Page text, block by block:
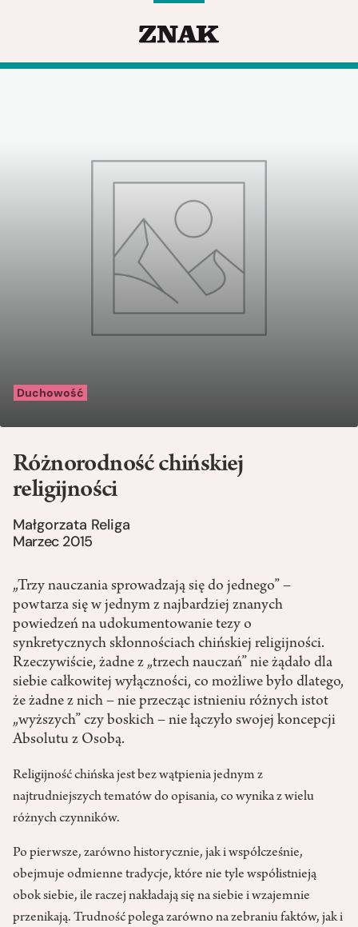
Duchowość
Różnorodność chińskiej
religijności
Małgorzata Religa
Marzec 2015
„Trzy nauczania sprowadzają się do jednego” –
powtarza się w jednym z najbardziej znanych
powiedzeń na udokumentowanie tezy o
synkretycznych skłonnościach chińskiej religijności.
Rzeczywiście, żadne z „trzech nauczań” nie żądało dla
siebie całkowitej wyłączności, co możliwe było dlatego,
że żadne z nich – nie przecząc istnieniu różnych istot
„wyższych” czy boskich – nie łączyło swojej koncepcji
Absolutu z Osobą.
Religijność chińska jest bez wątpienia jednym z
najtrudniejszych tematów do opisania, co wynika z wielu
różnych czynników.
Po pierwsze, zarówno historycznie, jak i współcześnie,
obejmuje odmienne tradycje, które nie tyle współistnieją
obok siebie, ile raczej nakładają się na siebie i wzajemnie
przenikają. Trudność polega zarówno na zebraniu faktów, jak i